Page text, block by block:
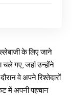
के लिए जाने
गए, जहां उन्होंने
वे अपने रिश्तेदारों
में अपनी पहचान